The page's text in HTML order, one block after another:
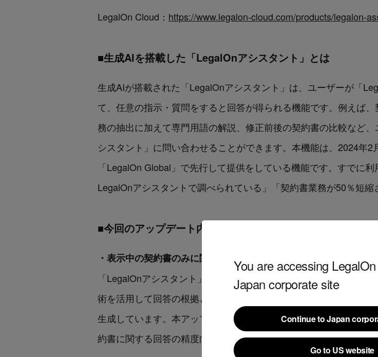
You are accessing LegalOn
Japan corporate site
Continue to Japan
Continue to Japan
Go to US website
LegalOn Cloud： https://www.legalon-cloud.com/products/legalon-
■生成AIを搭載した「LegalOnアシスタント」とは
生成AIが搭載された「LegalOnアシスタント」は、ユーザーが「
て、任意の指示・質問をすると回答が得られる機能です。例えば
務の抽出に加えて専門用語の解説、修正前後の契約書の比較など
シスタント」に問い合わせることができます。本機能は、2024年
「LegalOn Global」で先行して提供をしている機能です。すでに
LegalOnアシスタントで調べられている」「契約書業務が50％短縮
■今回のアップデート内容
・表示中の契約書のみに関して質問ができる「データソースの固定
「LegalOnアシスタント」は、ユーザーからの質問に対し、RAG
術を活用して回答の根拠となる情報を「LegalOn Cloud」の自社
生成しています。本アップデートでは、回答の根拠を表示中の契
約書に関する回答の精度向上が可能となりました。